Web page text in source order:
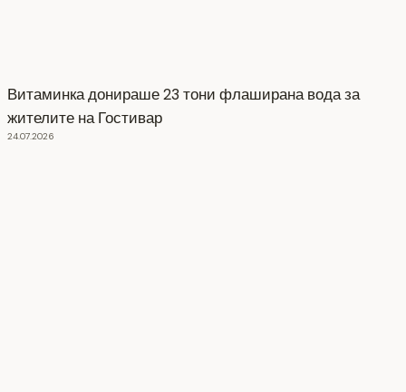
Витаминка донираше 23 тони флаширана вода за
жителите на Гостивар
24.07.2026